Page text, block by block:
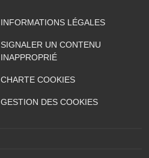
INFORMATIONS LÉGALES
SIGNALER UN CONTENU
INAPPROPRIÉ
CHARTE COOKIES
GESTION DES COOKIES